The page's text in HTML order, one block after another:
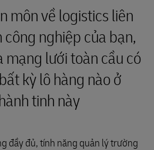
môn về logistics liên
nghiệp của bạn,
mạng lưới toàn cầu có
kỳ lô hàng nào ở
tinh này
đầy đủ, tính năng quản lý trường